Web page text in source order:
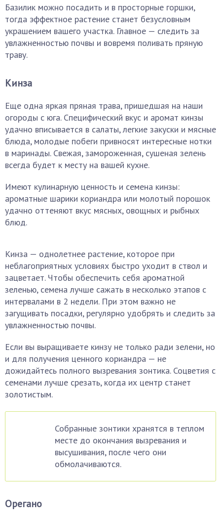
Базилик можно посадить и в просторные горшки,
тогда эффектное растение станет безусловным
украшением вашего участка. Главное — следить за
увлажненностью почвы и вовремя поливать пряную
траву.
Кинза
Еще одна яркая пряная трава, пришедшая на наши
огороды с юга. Специфический вкус и аромат кинзы
удачно вписывается в салаты, легкие закуски и мясные
блюда, молодые побеги привносят интересные нотки
в маринады. Свежая, замороженная, сушеная зелень
всегда будет к месту на вашей кухне.
Имеют кулинарную ценность и семена кинзы:
ароматные шарики кориандра или молотый порошок
удачно оттеняют вкус мясных, овощных и рыбных
блюд.
Кинза — однолетнее растение, которое при
неблагоприятных условиях быстро уходит в ствол и
зацветает. Чтобы обеспечить себя ароматной
зеленью, семена лучше сажать в несколько этапов с
интервалами в 2 недели. При этом важно не
загущивать посадки, регулярно удобрять и следить за
увлажненностью почвы.
Если вы выращиваете кинзу не только ради зелени, но
и для получения ценного кориандра — не
дожидайтесь полного вызревания зонтика. Соцветия с
семенами лучше срезать, когда их центр станет
золотистым.
Собранные зонтики хранятся в теплом
месте до окончания вызревания и
высушивания, после чего они
обмолачиваются.
Орегано